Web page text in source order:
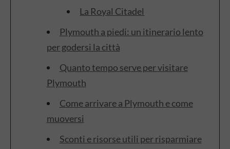
La Royal Citadel
Plymouth a piedi: un itinerario lento
per godersi la città
Quanto tempo serve per visitare
Plymouth
Come arrivare a Plymouth e come
muoversi
Sconti e risorse utili per risparmiare